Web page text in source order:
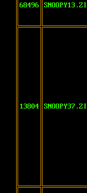
68496
13804